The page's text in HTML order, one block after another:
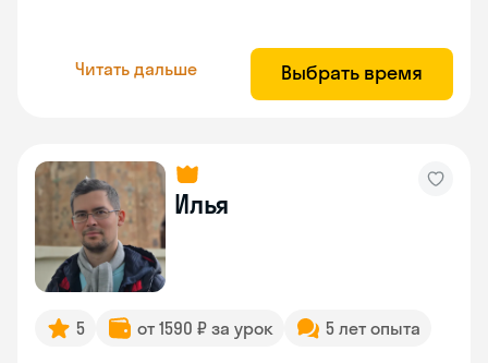
Читать дальше Выбрать время
Илья
5 от 1590 ₽ за урок 5 лет опыта